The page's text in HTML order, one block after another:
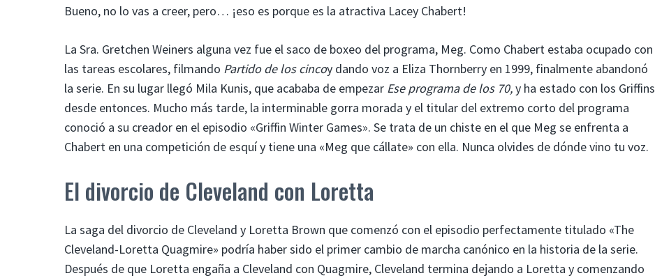
Bueno, no lo vas a creer, pero… ¡eso es porque es la atractiva Lacey Chabert!
La Sra. Gretchen Weiners alguna vez fue el saco de boxeo del programa, Meg. Como Chabert estaba ocupado con
las tareas escolares, filmando Partido de los cincoy dando voz a Eliza Thornberry en 1999, finalmente abandonó
la serie. En su lugar llegó Mila Kunis, que acababa de empezar Ese programa de los 70,y ha estado con los Griffins
desde entonces. Mucho más tarde, la interminable gorra morada y el titular del extremo corto del programa
conoció a su creador en el episodio «Griffin Winter Games». Se trata de un chiste en el que Meg se enfrenta a
Chabert en una competición de esquí y tiene una «Meg que cállate» con ella. Nunca olvides de dónde vino tu voz.
El divorcio de Cleveland con Loretta
La saga del divorcio de Cleveland y Loretta Brown que comenzó con el episodio perfectamente titulado «The
Cleveland-Loretta Quagmire» podría haber sido el primer cambio de marcha canónico en la historia de la serie.
Después de que Loretta engaña a Cleveland con Quagmire, Cleveland termina dejando a Loretta y comenzando